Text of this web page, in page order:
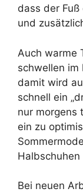
dass der
und
Auch warme
schwellen im
damit wird
schnell ein
nur morgens
ein zu
Bei neuen